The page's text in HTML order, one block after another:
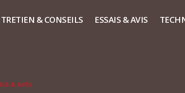
& CONSEILS ESSAIS & AVIS
& AVIS